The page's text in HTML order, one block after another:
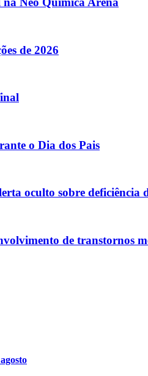
de 2026
o Dia dos Pais
oculto sobre deficiência
de transtornos